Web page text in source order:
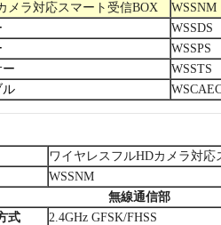
メラ対応スマート受信BOX
WSSNM
WSSDS
WSSPS
WSSTS
ル
ワイヤレスフルHDカメラ対応
WSSNM
無線通信部
式
2.4GHz GFSK/FHSS